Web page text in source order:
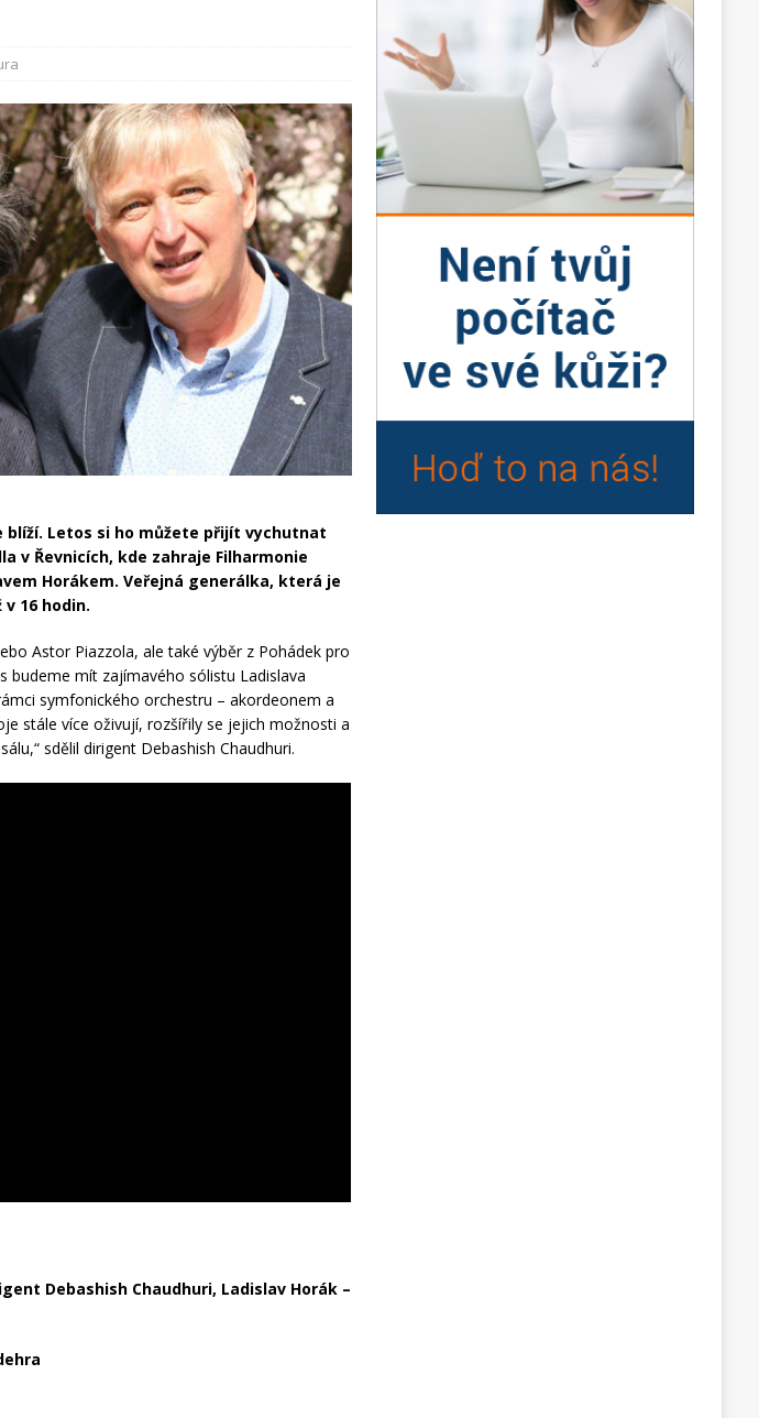
blíží. Letos si ho můžete přijít vychutnat
v Řevnicích, kde zahraje Filharmonie
Horákem. Veřejná generálka, která je
16 hodin.
Astor Piazzola, ale také výběr z Pohádek pro
budeme mít zajímavého sólistu Ladislava
symfonického orchestru – akordeonem a
stále více oživují, rozšířily se jejich možnosti a
sdělil dirigent Debashish Chaudhuri.
Debashish Chaudhuri, Ladislav Horák –